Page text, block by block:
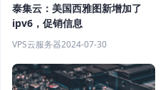
泰集云：美国西雅图新增加了
ipv6，促销信息
VPS云服务器2024-07-30